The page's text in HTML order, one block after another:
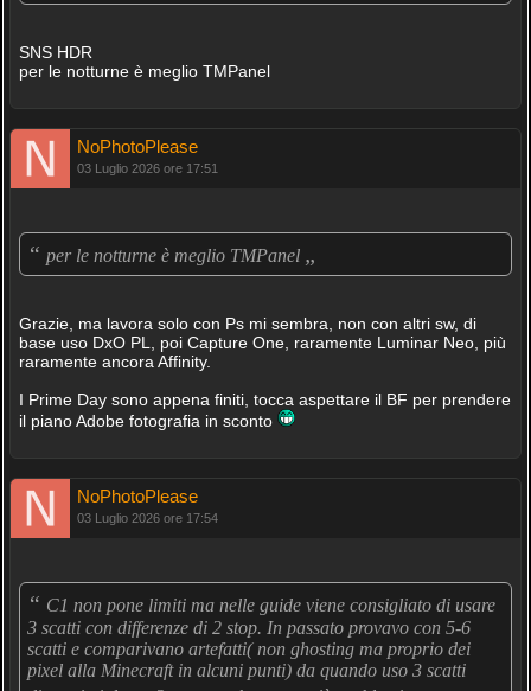
SNS HDR
per le notturne è meglio TMPanel
NoPhotoPlease
03 Luglio 2026 ore 17:51
“ per le notturne è meglio TMPanel „
Grazie, ma lavora solo con Ps mi sembra, non con altri sw, di
base uso DxO PL, poi Capture One, raramente Luminar Neo, più
raramente ancora Affinity.
I Prime Day sono appena finiti, tocca aspettare il BF per prendere
il piano Adobe fotografia in sconto
NoPhotoPlease
03 Luglio 2026 ore 17:54
“ C1 non pone limiti ma nelle guide viene consigliato di usare
3 scatti con differenze di 2 stop. In passato provavo con 5-6
scatti e comparivano artefatti( non ghosting ma proprio dei
pixel alla Minecraft in alcuni punti) da quando uso 3 scatti